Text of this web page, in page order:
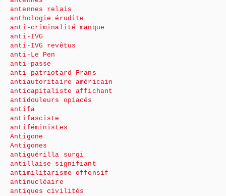
antennes relais
anthologie érudite
anti-criminalité manque
anti-IVG
anti-IVG revêtus
anti-Le Pen
anti-passe
anti-patriotard Frans
antiautoritaire américain
anticapitaliste affichant
antidouleurs opiacés
antifa
antifasciste
antiféministes
Antigone
Antigones
antiguérilla surgi
antillaise signifiant
antimilitarisme offensif
antinucléaire
antiques civilités